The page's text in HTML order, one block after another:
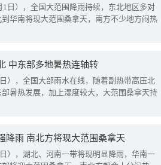
日），全国大范围降雨持续，东北地区多对
华南将现大范围桑拿天，南方不少地方闷热
中东部多地暑热连轴转
），全国大部雨水在线，随着副热带高压北
暑热发展，加上湿度较大，大范围桑拿天持
降雨 南北方将现大范围桑拿天
），湖北、河南一带将现明显降雨，华南一